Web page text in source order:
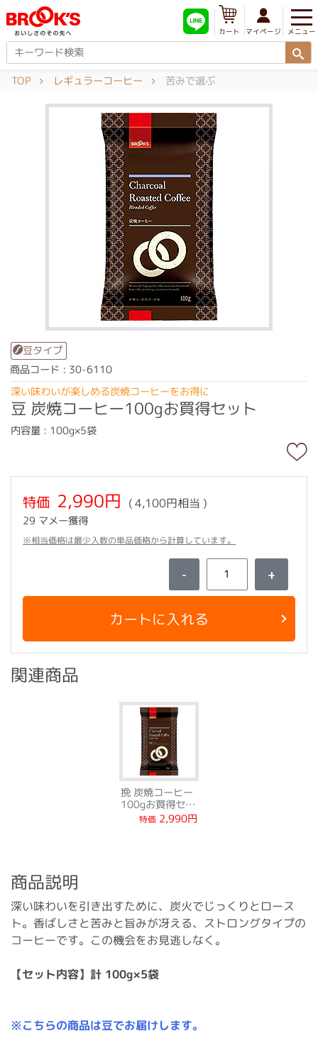
メニュー
マイページ
カート
TOP レギュラーコーヒー 苦みで選ぶ
豆タイプ
商品コード : 30-6110
深い味わいが楽しめる炭焼コーヒーをお得に
豆 炭焼コーヒー100gお買得セット
内容量 : 100g×5袋
特価 2,990円 ( 4,100円相当 )
29 マメー獲得
※相当価格は最少入数の単品価格から計算しています。
- +
カートに入れる
関連商品
挽 炭焼コーヒー
100gお買得セッ
特価 2,990円
商品説明
深い味わいを引き出すために、炭火でじっくりとロース
ト。香ばしさと苦みと旨みが冴える、ストロングタイプの
コーヒーです。この機会をお見逃しなく。
【セット内容】計 100g×5袋
※こちらの商品は豆でお届けします。